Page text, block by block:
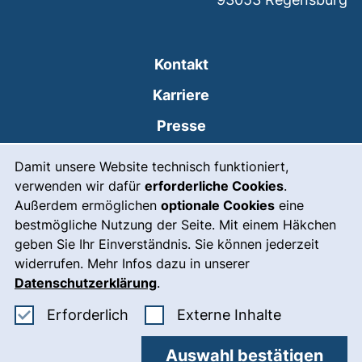
Damit unsere Website technisch funktioniert,
verwenden wir dafür erforderliche Cookies.
Außerdem ermöglichen optionale Cookies eine
bestmögliche Nutzung der Seite. Mit einem Häkchen
geben Sie Ihr Einverständnis. Sie können jederzeit
widerrufen. Mehr Infos dazu in unserer
Datenschutzerklärung.
Erforderlich Erforderliche Cookies akzeptieren
Externe Inhalte: Externe
Auswahl bestätigen
Kontakt
Karriere
Presse
Leichte Sprache
Gebärdensprache
Notfall(externer Link, öffnet
Impressum
Barrierefreiheit
Datenschutz